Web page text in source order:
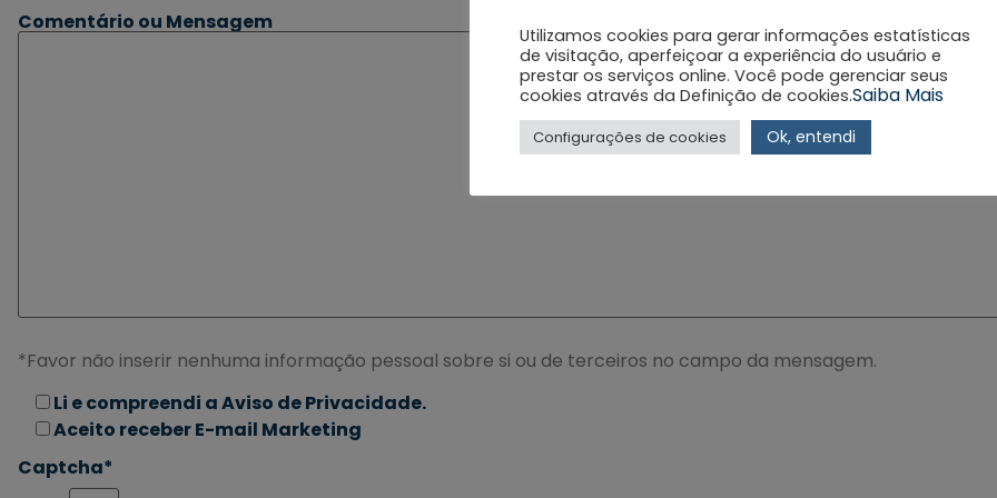
Comentário ou Mensagem
*Favor não inserir nenhuma informação pessoal sobre si ou de terceiros no campo da mensagem.
Li e compreendi a Aviso de Privacidade.
Aceito receber E-mail Marketing
Captcha*
Utilizamos cookies para gerar informações estatísticas
de visitação, aperfeiçoar a experiência do usuário e
prestar os serviços online. Você pode gerenciar seus
cookies através da Definição de cookies.Saiba Mais
Configurações de cookies Ok, entendi